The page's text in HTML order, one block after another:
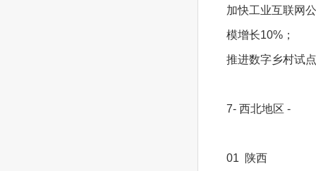
加快工业互联网
模增长10%；
推进数字乡村试
7- 西北地区 -
01 陕西